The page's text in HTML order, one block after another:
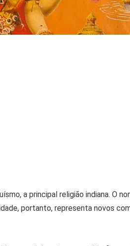
a principal religião indiana. O
portanto, representa novos